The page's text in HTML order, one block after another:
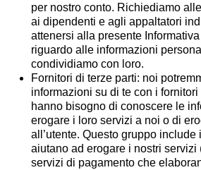
per nostro conto. Richiediamo
ai dipendenti e agli appaltatori
attenersi alla presente
riguardo alle informazioni
condividiamo con loro.
Fornitori di terze parti: noi
informazioni su di te con i
hanno bisogno di conoscere le
erogare i loro servizi a noi o di
all’utente. Questo gruppo include
aiutano ad erogare i nostri servizi
servizi di pagamento che